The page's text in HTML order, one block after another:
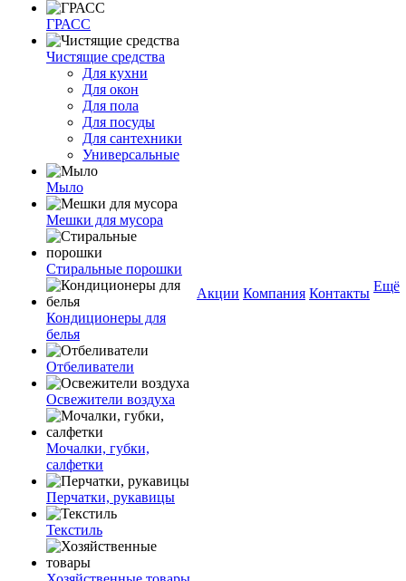
ГРАСС
Чистящие средства
Для кухни
Для окон
Для пола
Для посуды
Для сантехники
Универсальные
Мыло
Мешки для мусора
Стиральные порошки
Кондиционеры для
белья
Отбеливатели
Освежители воздуха
Мочалки, губки,
салфетки
Перчатки, рукавицы
Текстиль
Акции Компания Контакты Ещё